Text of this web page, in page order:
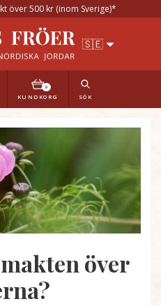
över 500 kr (inom Sverige)*
0
KUNDKORG SÖK
över